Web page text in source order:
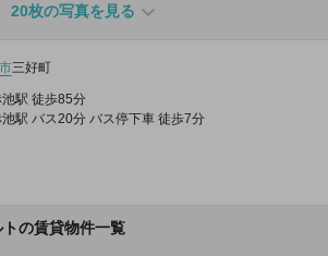
20枚の写真を見る
三好町
駅 徒歩85分
駅 バス20分 バス停下車 徒歩7分
の賃貸物件一覧